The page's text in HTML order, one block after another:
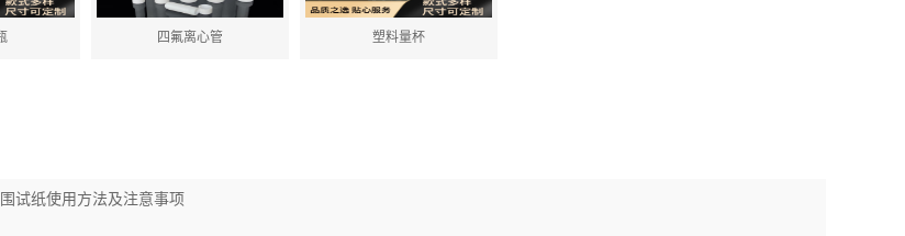
四氟离心管 塑料量杯
试纸使用方法及注意事项